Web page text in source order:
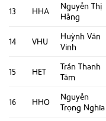
13 HHA
Nguyễn Thị
Hằng
14 VHU
Huỳnh Văn
Vinh
15 HET
Trần Thanh
Tâm
16 HHO
Nguyễn
Trọng Nghĩa